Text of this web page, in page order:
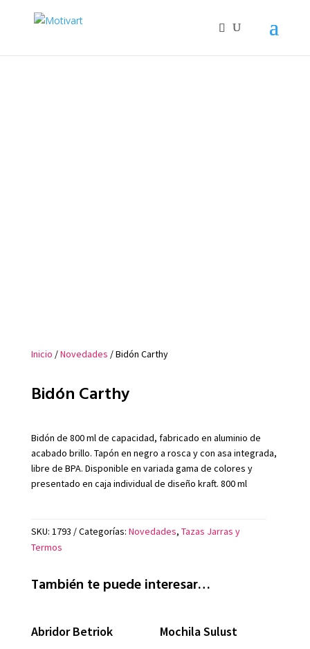
Inicio /Novedades / Bidón Carthy
Bidón Carthy
Bidón de 800 ml de capacidad, fabricado en aluminio de
acabado brillo. Tapón en negro a rosca y con asa integrada,
libre de BPA. Disponible en variada gama de colores y
presentado en caja individual de diseño kraft. 800 ml
SKU: 1793 Categorías: Novedades, Tazas Jarras y
Termos
También te puede interesar…
Abridor Betriok Mochila Sulust